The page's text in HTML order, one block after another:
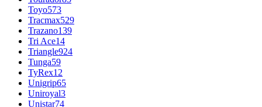
Toyo573
Tracmax529
Trazano139
Tri Ace14
Triangle924
Tunga59
TyRex12
Unigrip65
Uniroyal3
Unistar74